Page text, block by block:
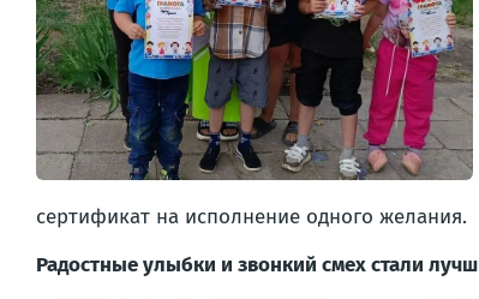
сертификат на исполнение одного желания.
Радостные улыбки и звонкий смех стали